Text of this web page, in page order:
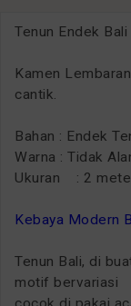
Tenun Endek Bali
Kamen
cantik.
Bahan : Endek
Warna : Tidak
Ukuran : 2
Kebaya Modern
Tenun Bali, di
motif bervariasi